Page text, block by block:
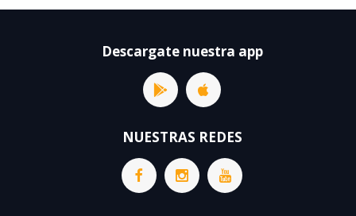
Descargate nuestra app
NUESTRAS REDES